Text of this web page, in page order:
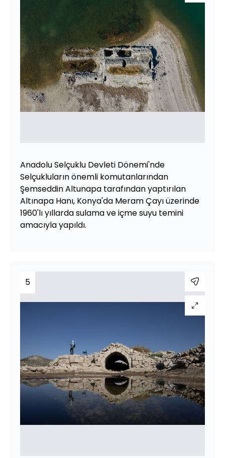
Anadolu Selçuklu Devleti Dönemi'nde
Selçukluların önemli komutanlarından
Şemseddin Altunapa tarafından yaptırılan
Altınapa Hanı, Konya'da Meram Çayı üzerinde
1960'lı yıllarda sulama ve içme suyu temini
amacıyla yapıldı.
5